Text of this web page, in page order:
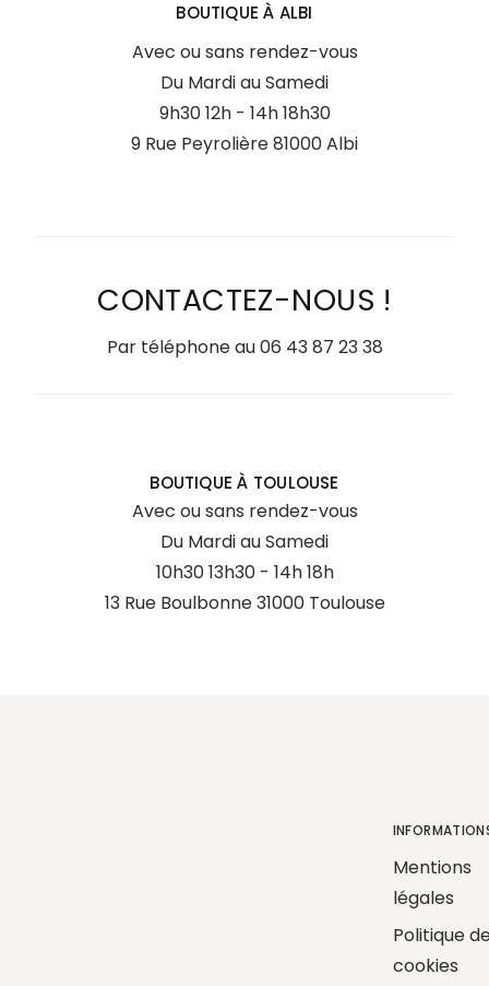
BOUTIQUE À ALBI
Avec ou sans rendez-vous
Du Mardi au Samedi
9h30 12h - 14h 18h30
9 Rue Peyrolière 81000 Albi
CONTACTEZ-NOUS !
Par téléphone au06 43 87 23 38
BOUTIQUE À TOULOUSE
Avec ou sans rendez-vous
Du Mardi au Samedi
10h30 13h30 - 14h 18h
13 Rue Boulbonne 31000 Toulouse
Mentions
légales
Politique
cookies